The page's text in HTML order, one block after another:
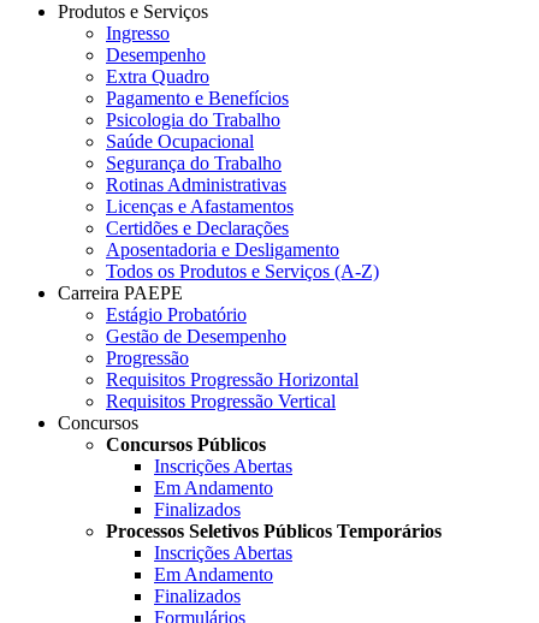
Produtos e Serviços
Ingresso
Desempenho
Extra Quadro
Pagamento e Benefícios
Psicologia do Trabalho
Saúde Ocupacional
Segurança do Trabalho
Rotinas Administrativas
Licenças e Afastamentos
Certidões e Declarações
Aposentadoria e Desligamento
Todos os Produtos e Serviços (A-Z)
Carreira PAEPE
Estágio Probatório
Gestão de Desempenho
Progressão
Requisitos Progressão Horizontal
Requisitos Progressão Vertical
Concursos
Concursos Públicos
Inscrições Abertas
Em Andamento
Finalizados
Processos Seletivos Públicos Temporários
Inscrições Abertas
Em Andamento
Finalizados
Formulários